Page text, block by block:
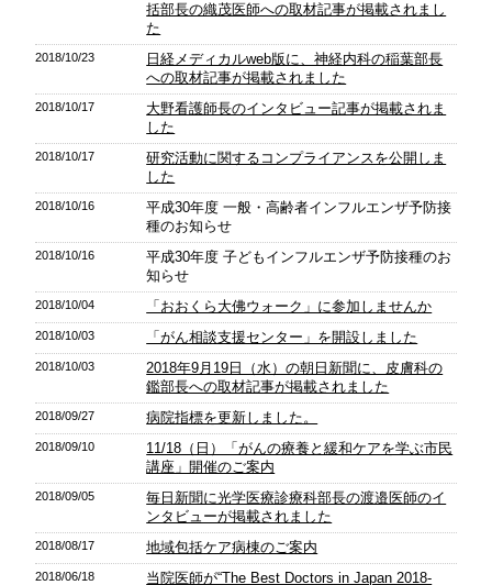
括部長の織茂医師への取材記事が掲載されまし
た
2018/10/23
日経メディカルweb版に、神経内科の稲葉部長
への取材記事が掲載されました
2018/10/17
大野看護師長のインタビュー記事が掲載されま
した
2018/10/17
研究活動に関するコンプライアンスを公開しま
した
2018/10/16
平成30年度 一般・高齢者インフルエンザ予防接
種のお知らせ
2018/10/16
平成30年度 子どもインフルエンザ予防接種のお
知らせ
2018/10/04 「おおくら大佛ウォーク」に参加しませんか
2018/10/03 「がん相談支援センター」を開設しました
2018/10/03
2018年9月19日（水）の朝日新聞に、皮膚科の
鑑部長への取材記事が掲載されました
2018/09/27 病院指標を更新しました。
2018/09/10
11/18（日）「がんの療養と緩和ケアを学ぶ市民
講座」開催のご案内
2018/09/05
毎日新聞に光学医療診療科部長の渡邉医師のイ
ンタビューが掲載されました
2018/08/17 地域包括ケア病棟のご案内
2018/06/18
当院医師が“The Best Doctors in Japan 2018-